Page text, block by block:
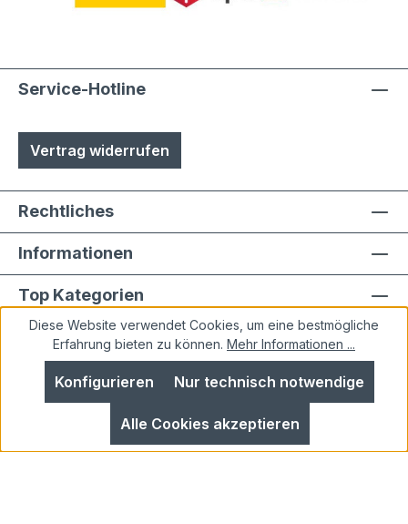
Service-Hotline
Vertrag widerrufen
Rechtliches
Informationen
Top Kategorien
Alle Preise inkl. gesetzl. Mehrwertsteuer zzgl.
Versandkostenund ggf. Nachnahmegebühren, wenn
nicht anders angegeben.
Diese Website verwendet Cookies, um eine bestmögliche
Erfahrung bieten zu können. Mehr Informationen ...
Nur technisch notwendige
Konfigurieren
Alle Cookies akzeptieren